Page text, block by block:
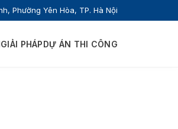
Phường Yên Hòa, TP. Hà Nội
GIẢI PHÁPDỰ ÁN THI CÔNG